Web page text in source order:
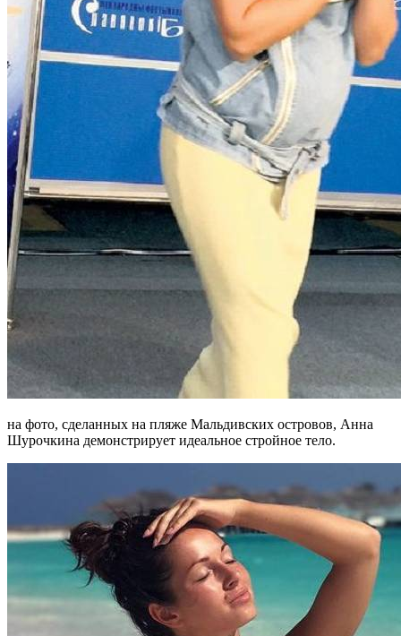
на фото, сделанных на пляже Мальдивских островов, Анна
Шурочкина демонстрирует идеальное стройное тело.